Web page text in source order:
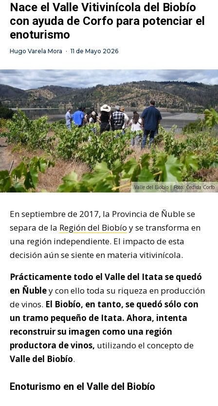
Nace el Valle Vitivinícola del Biobío
con ayuda de Corfo para potenciar el
enoturismo
Hugo Varela Mora · 11 de Mayo 2026
Valle del Biobío | Foto: Cedida Corfo
En septiembre de 2017, la Provincia de Ñuble se
separa de la Región del Biobío y se transforma en
una región independiente. El impacto de esta
decisión aún se siente en materia vitivinícola.
Prácticamente todo el Valle del Itata se quedó
en Ñubley con ello toda su riqueza en producción
de vinos. El Biobío, en tanto, se quedó sólo con
un tramo pequeño de Itata. Ahora, intenta
reconstruir su imagen como una región
productora de vinos, utilizando el concepto de
Valle del Biobío.
Enoturismo en el Valle del Biobío